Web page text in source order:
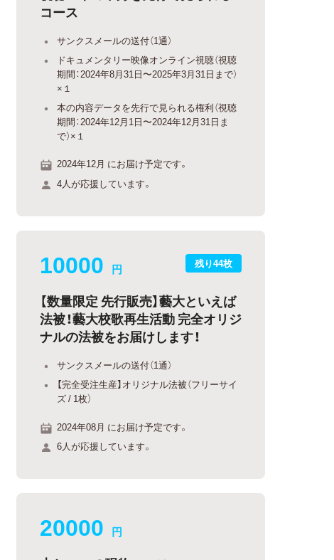
コース
サンクスメールの送付（1通）
ドキュメンタリー映像オンライン視聴（視聴
期間：2024年8月31日〜2025年3月31日まで）
×１
本の内容データを先行で見られる権利（視聴
期間：2024年12月1日〜2024年12月31日ま
で）×１
2024年12月 にお届け予定です。
4人が応援しています。
残り44枚
10000 円
【数量限定 先行販売】藝大といえば
法被！藝大校歌再生活動 完全オリジ
ナルの法被をお届けします！
サンクスメールの送付（1通）
【完全受注生産】オリジナル法被（フリーサイ
ズ / 1枚）
2024年08月 にお届け予定です。
6人が応援しています。
20000 円